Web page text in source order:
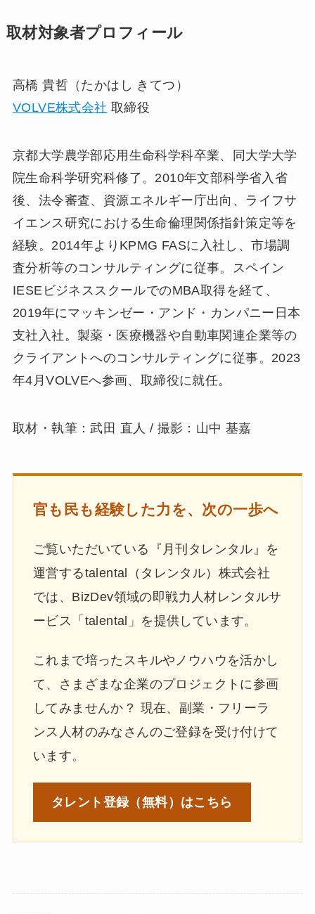
取材対象者プロフィール
高橋 貴哲（たかはし きてつ）
VOLVE株式会社 取締役
京都大学農学部応用生命科学科卒業、同大学大学
院生命科学研究科修了。2010年文部科学省入省
後、法令審査、資源エネルギー庁出向、ライフサ
イエンス研究における生命倫理関係指針策定等を
経験。2014年よりKPMG FASに入社し、市場調
査分析等のコンサルティングに従事。スペイン
IESEビジネススクールでのMBA取得を経て、
2019年にマッキンゼー・アンド・カンパニー日本
支社入社。製薬・医療機器や自動車関連企業等の
クライアントへのコンサルティングに従事。2023
年4月VOLVEへ参画、取締役に就任。
取材・執筆：武田 直人 / 撮影：山中 基嘉
官も民も経験した力を、次の一歩へ
ご覧いただいている『月刊タレンタル』を
運営するtalental（タレンタル）株式会社
では、BizDev領域の即戦力人材レンタルサ
ービス「talental」を提供しています。
これまで培ったスキルやノウハウを活かし
て、さまざまな企業のプロジェクトに参画
してみませんか？ 現在、副業・フリーラ
ンス人材のみなさんのご登録を受け付けて
います。
タレント登録（無料）はこちら